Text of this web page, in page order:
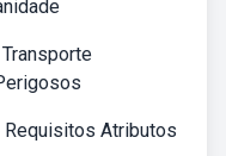
Atributos